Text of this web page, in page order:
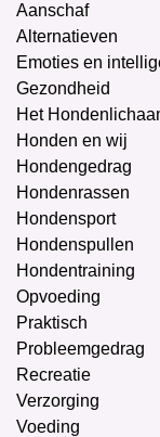
Aanschaf
Alternatieven
Emoties en
Gezondheid
Het
Honden en wij
Hondengedrag
Hondenrassen
Hondensport
Hondenspullen
Hondentraining
Opvoeding
Praktisch
Probleemgedrag
Recreatie
Verzorging
Voeding